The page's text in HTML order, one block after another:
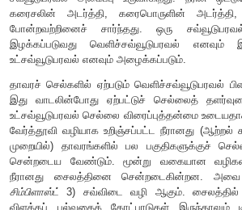
தாவரங்களில் நீண்ட தூரம் மற்றும்
முறைகள் காணப்படுகின்றன. ஆற்றல்
ஆற்றல் சாரா முறையில் கடத்துதல்
பரவல், செயலூக்கப் பரவல், உள்ளீர்த்தல்
சரிவு வாட்டத்திற்கு ஏற்றார்போல
பந்து உருண்டு இறங்குவது போல
வகைக் கரைசல்கள் ஒரு சவ்வின்
சவ்வூடுபரவல் அமைப்பு
கரைசலின் அடர்த்தி,
போன்றவற்றினைச் சார்ந்தது. ஒரு
இழக்கப்படுவது